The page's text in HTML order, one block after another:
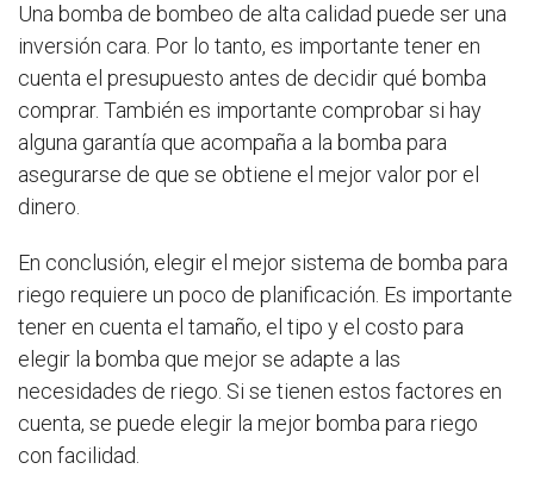
Una bomba de bombeo de alta calidad puede ser una
inversión cara. Por lo tanto, es importante tener en
cuenta el presupuesto antes de decidir qué bomba
comprar. También es importante comprobar si hay
alguna garantía que acompaña a la bomba para
asegurarse de que se obtiene el mejor valor por el
dinero.
En conclusión, elegir el mejor sistema de bomba para
riego requiere un poco de planificación. Es importante
tener en cuenta el tamaño, el tipo y el costo para
elegir la bomba que mejor se adapte a las
necesidades de riego. Si se tienen estos factores en
cuenta, se puede elegir la mejor bomba para riego
con facilidad.